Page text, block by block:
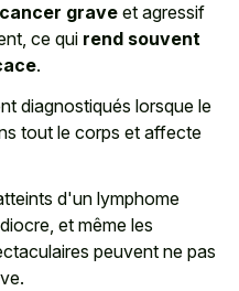
grave et agressif
ce qui rend souvent
.
diagnostiqués lorsque le
tout le corps et affecte
d'un lymphome
et même les
peuvent ne pas